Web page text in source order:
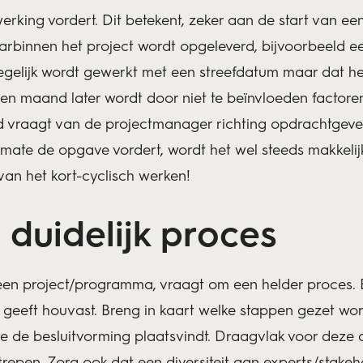
vordert. Dit betekent, zeker aan de start van
het project wordt opgeleverd, bijvoorbeeld
wordt gewerkt met een streefdatum maar dat
maand later wordt door niet te beïnvloeden
van de projectmanager richting
de opgave vordert, wordt het wel steeds
het kort-cyclisch werken!
proces
project/programma, vraagt om een helder
houvast. Breng in kaart welke stappen gezet
de besluitvorming plaatsvindt. Draagvlak voor